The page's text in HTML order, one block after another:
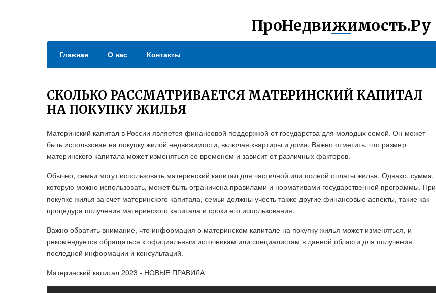
ПроНедвижимость.Ру
Главная О нас Контакты
СКОЛЬКО РАССМАТРИВАЕТСЯ МАТЕРИНСКИЙ КАПИТАЛ
НА ПОКУПКУ ЖИЛЬЯ
Материнский капитал в России является финансовой поддержкой от государства для молодых семей. Он может
быть использован на покупку жилой недвижимости, включая квартиры и дома. Важно отметить, что размер
материнского капитала может изменяться со временем и зависит от различных факторов.
Обычно, семьи могут использовать материнский капитал для частичной или полной оплаты жилья. Однако, сумма,
которую можно использовать, может быть ограничена правилами и нормативами государственной программы. При
покупке жилья за счет материнского капитала, семьи должны учесть также другие финансовые аспекты, такие как
процедура получения материнского капитала и сроки его использования.
Важно обратить внимание, что информация о материнском капитале на покупку жилья может изменяться, и
рекомендуется обращаться к официальным источникам или специалистам в данной области для получения
последней информации и консультаций.
Материнский капитал 2023 - НОВЫЕ ПРАВИЛА